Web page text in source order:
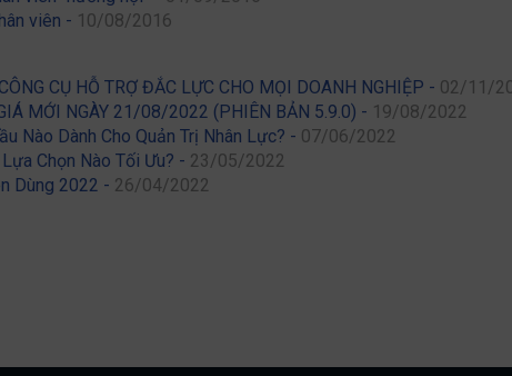
viên - 10/08/2016
CỤ HỖ TRỢ ĐẮC LỰC CHO MỌI DOANH NGHIỆP - 02/11/
MỚI NGÀY 21/08/2022 (PHIÊN BẢN 5.9.0) - 19/08/2022
Nào Dành Cho Quản Trị Nhân Lực? - 07/06/2022
Chọn Nào Tối Ưu? - 23/05/2022
Dùng 2022 - 26/04/2022